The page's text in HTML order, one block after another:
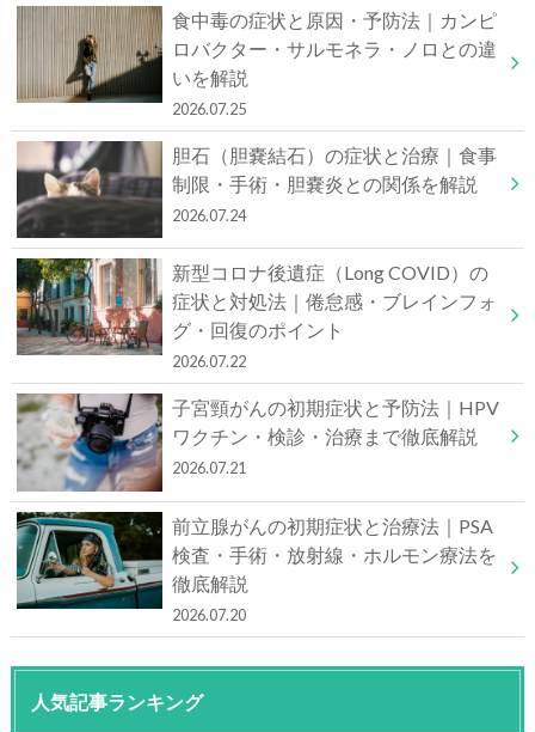
食中毒の症状と原因・予防法｜カンピ
ロバクター・サルモネラ・ノロとの違
いを解説
2026.07.25
胆石（胆嚢結石）の症状と治療｜食事
制限・手術・胆嚢炎との関係を解説
2026.07.24
新型コロナ後遺症（Long COVID）の
症状と対処法｜倦怠感・ブレインフォ
グ・回復のポイント
2026.07.22
子宮頸がんの初期症状と予防法｜HPV
ワクチン・検診・治療まで徹底解説
2026.07.21
前立腺がんの初期症状と治療法｜PSA
検査・手術・放射線・ホルモン療法を
徹底解説
2026.07.20
人気記事ランキング